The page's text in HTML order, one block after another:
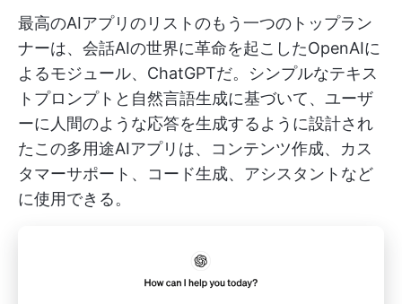
最高のAIアプリのリストのもう一つのトップラン
ナーは、会話AIの世界に革命を起こしたOpenAIに
よるモジュール、ChatGPTだ。シンプルなテキス
トプロンプトと自然言語生成に基づいて、ユーザ
ーに人間のような応答を生成するように設計され
たこの多用途AIアプリは、コンテンツ作成、カス
タマーサポート、コード生成、アシスタントなど
に使用できる。